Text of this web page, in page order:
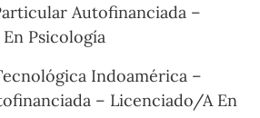
Autofinanciada –
Psicología
Indoamérica –
– Licenciado/A En